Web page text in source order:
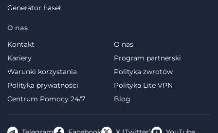
O nas
Kontakt
O nas
Kariery
Program partnerski
Warunki korzystania
Polityka zwrotów
Polityka prywatności
Polityka Lite VPN
Centrum Pomocy 24/7
Blog
Generator haseł